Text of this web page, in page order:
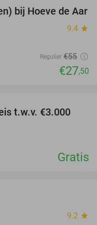
50%
bij Hoeve de Aar
9.4 star
Regulier €55
€27,50
t.w.v. €3.000
Gratis
9.2 star